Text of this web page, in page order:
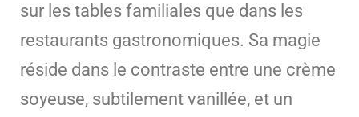
sur les tables familiales que dans les
restaurants gastronomiques. Sa magie
réside dans le contraste entre une crème
soyeuse, subtilement vanillée, et un